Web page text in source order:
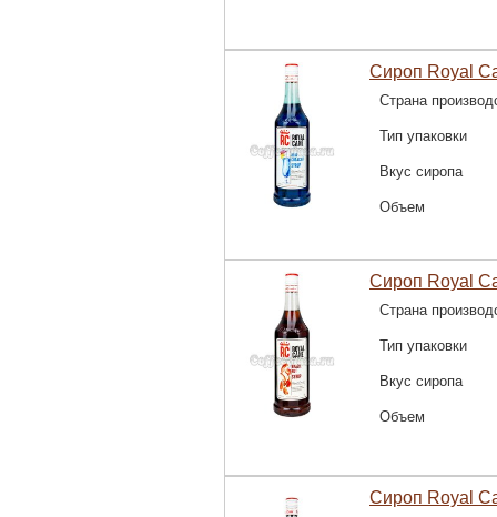
Сироп Royal
Страна
Тип упаковки
Вкус сиропа
Объем
Сироп Royal
Страна
Тип упаковки
Вкус сиропа
Объем
Сироп Royal